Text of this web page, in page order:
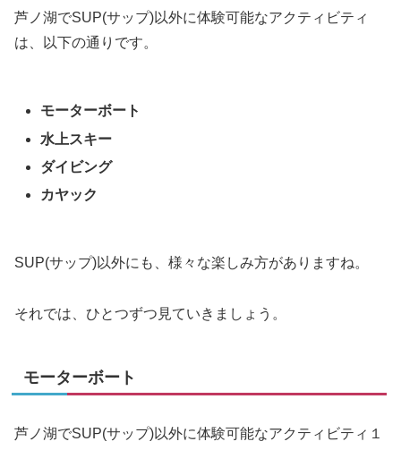
芦ノ湖でSUP(サップ)以外に体験可能なアクティビティ
は、以下の通りです。
モーターボート
水上スキー
ダイビング
カヤック
SUP(サップ)以外にも、様々な楽しみ方がありますね。
それでは、ひとつずつ見ていきましょう。
モーターボート
芦ノ湖でSUP(サップ)以外に体験可能なアクティビティ１